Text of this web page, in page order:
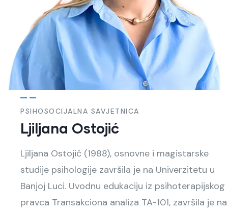
PSIHOSOCIJALNA SAVJETNICA
Ljiljana Ostojić
Ljiljana Ostojić (1988), osnovne i magistarske
studije psihologije završila je na Univerzitetu u
Banjoj Luci. Uvodnu edukaciju iz psihoterapijskog
pravca Transakciona analiza TA-101, završila je na